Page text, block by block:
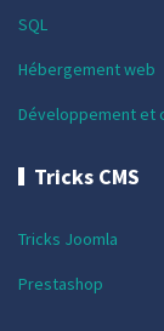
SQL
Hébergement web
Développement et
Tricks CMS
Tricks Joomla
Prestashop